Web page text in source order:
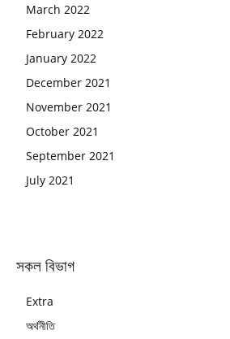
March 2022
February 2022
January 2022
December 2021
November 2021
October 2021
September 2021
July 2021
সকল বিভাগ
Extra
অর্থনীতি